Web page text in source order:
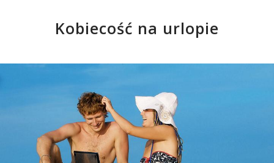
Kobiecość na urlopie